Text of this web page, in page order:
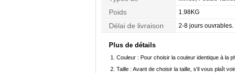
Morphologie
Poids 1.98KG
Délai de livraison 2-8 jours ouvrables.
Plus de détails
Couleur : Pour choisir la couleur identique à la
Taille : Avant de choisir la taille, s'il vous plaît